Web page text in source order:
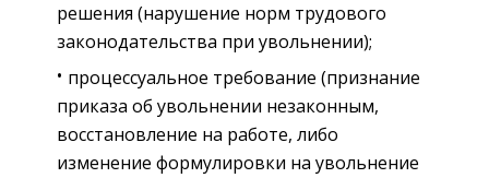
решения (нарушение норм трудового
законодательства при увольнении);
процессуальное требование (признание
приказа об увольнении незаконным,
восстановление на работе, либо
изменение формулировки на увольнение